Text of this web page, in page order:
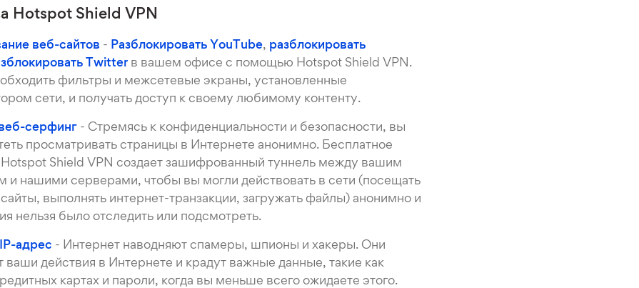
Hotspot Shield VPN
веб-сайтов - Разблокировать YouTube, разблокировать
Twitter в вашем офисе с помощью Hotspot Shield VPN.
фильтры и межсетевые экраны, установленные
сети, и получать доступ к своему любимому контенту.
серфинг - Стремясь к конфиденциальности и безопасности, вы
просматривать страницы в Интернете анонимно. Бесплатное
Shield VPN создает зашифрованный туннель между вашим
и нашими серверами, чтобы вы могли действовать в сети (посещать
выполнять интернет-транзакции, загружать файлы) анонимно и
нельзя было отследить или подсмотреть.
адрес - Интернет наводняют спамеры, шпионы и хакеры. Они
ваши действия в Интернете и крадут важные данные, такие как
картах и пароли, когда вы меньше всего ожидаете этого.